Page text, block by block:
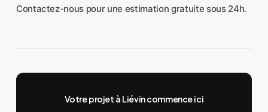
Contactez-nous pour une estimation gratuite sous 24h.
Votre projet à Liévin commence ici